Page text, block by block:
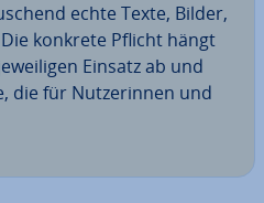
echte Texte, Bilder,
konkrete Pflicht hängt
Einsatz ab und
die für Nut­ze­rin­nen und